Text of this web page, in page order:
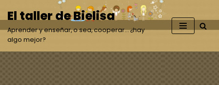
Saltar
al
contenido
El taller de Bielisa
Aprender y enseñar, o sea, cooperar… ¿hay
algo mejor?